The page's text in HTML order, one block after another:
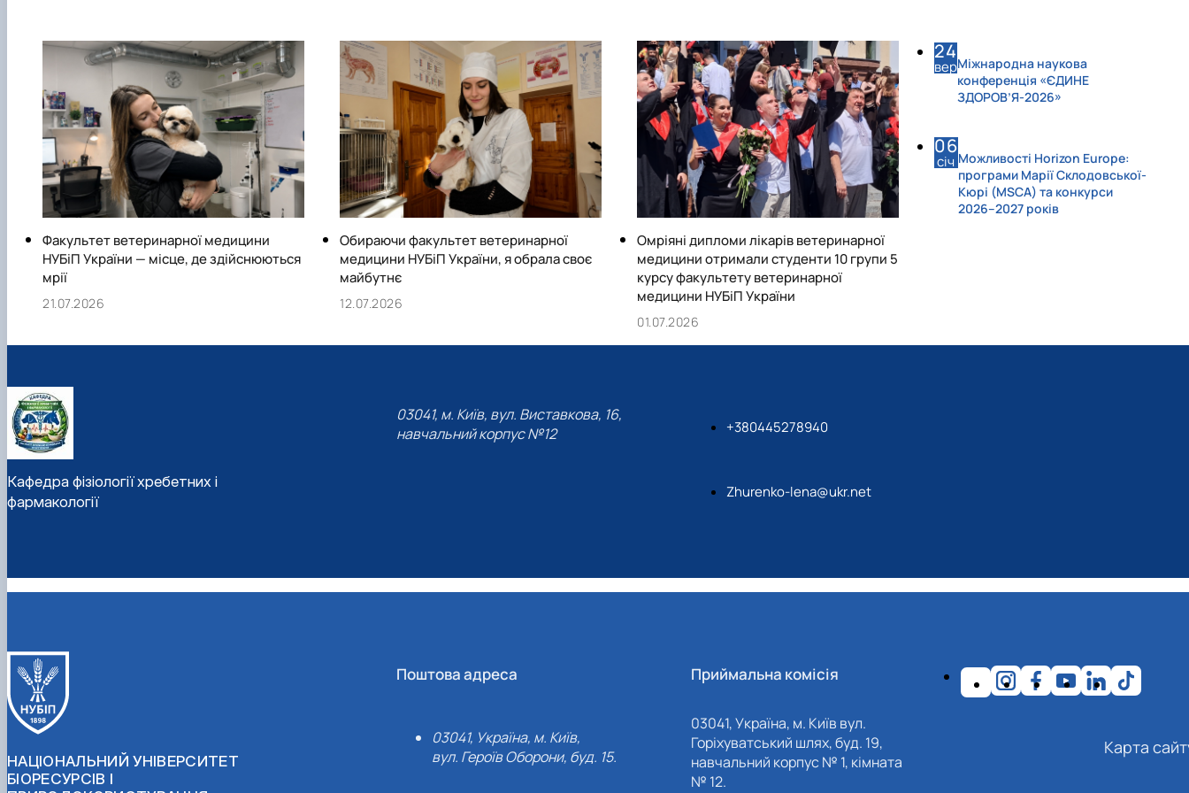
Факультет ветеринарної медицини
НУБіП України — місце, де здійснюються
мрії
21.07.2026
Обираючи факультет ветеринарної
медицини НУБіП України, я обрала своє
майбутнє
12.07.2026
Омріяні дипломи лікарів ветеринарної
медицини отримали студенти 10 групи 5
курсу факультету ветеринарної
медицини НУБіП України
01.07.2026
24
верМіжнародна наукова
конференція «ЄДИНЕ
ЗДОРОВ’Я-2026»
06
січ Можливості Horizon Europe:
програми Марії Склодовської-
Кюрі (MSCA) та конкурси
2026–2027 років
Кафедра фізіології хребетних і
фармакології
03041, м. Київ, вул. Виставкова, 16,
навчальний корпус №12
+380445278940
Zhurenko-lena@ukr.net
НАЦІОНАЛЬНИЙ УНІВЕРСИТЕТ
БІОРЕСУРСІВ І
Поштова адреса
03041, Україна, м. Київ,
вул. Героїв Оборони, буд. 15.
Приймальна комісія
03041, Україна, м. Київ вул.
Горіхуватський шлях, буд. 19,
навчальний корпус № 1, кімната
№ 12.
Карта